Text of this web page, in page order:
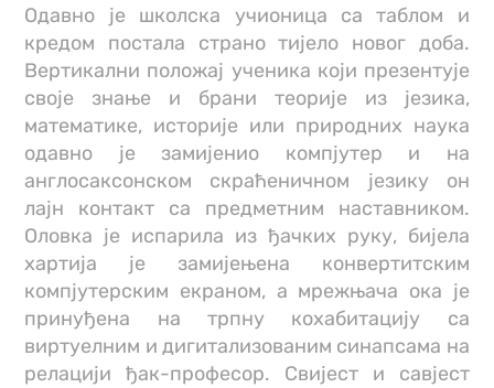
Одавно је школска учионица са таблом и
кредом постала страно тијело новог доба.
Вертикални положај ученика који презентује
своје знање и брани теорије из језика,
математике, историје или природних наука
одавно је замијенио компјутер и на
англосаксонском скраћеничном језику он
лајн контакт са предметним наставником.
Оловка је испарила из ђачких руку, бијела
хартија је замијењена конвертитским
компјутерским екраном, а мрежњача ока је
принуђена на трпну кохабитацију са
виртуелним и дигитализованим синапсама на
релацији ђак-професор. Свијест и савјест